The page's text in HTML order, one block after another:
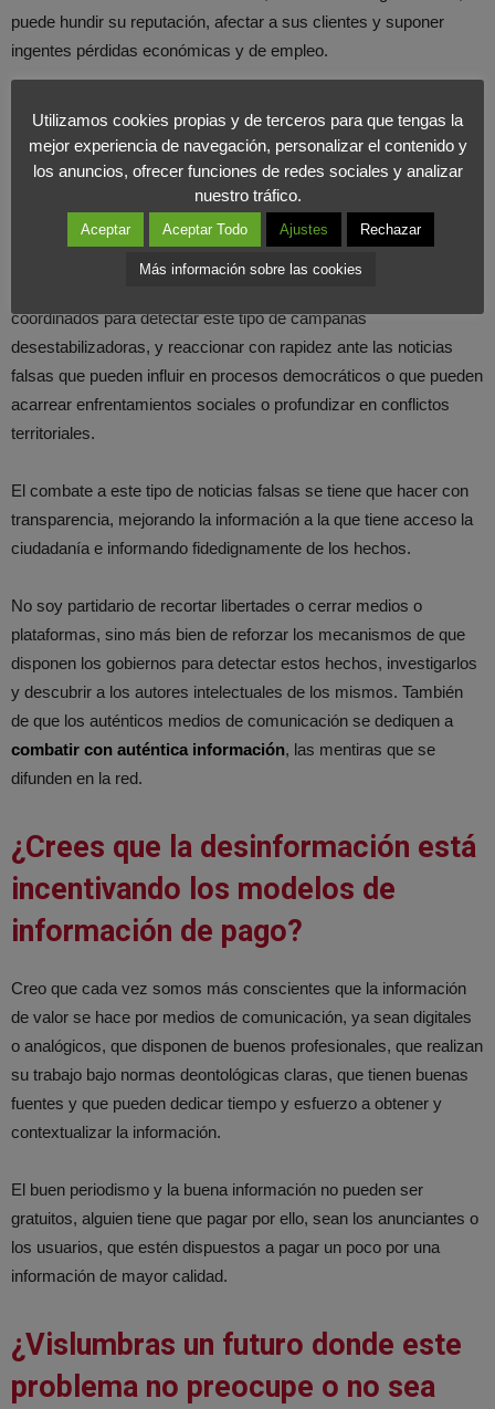
puede hundir su reputación, afectar a sus clientes y suponer
ingentes pérdidas económicas y de empleo.
¿Pueden hacer frente los políticos
a esta nueva herramienta de
desinformación?
Los países y, sobre todo, las instituciones internacionales o
coordinados para detectar este tipo de campañas
desestabilizadoras, y reaccionar con rapidez ante las noticias
falsas que pueden influir en procesos democráticos o que pueden
acarrear enfrentamientos sociales o profundizar en conflictos
territoriales.
El combate a este tipo de noticias falsas se tiene que hacer con
transparencia, mejorando la información a la que tiene acceso la
ciudadanía e informando fidedignamente de los hechos.
No soy partidario de recortar libertades o cerrar medios o
plataformas, sino más bien de reforzar los mecanismos de que
disponen los gobiernos para detectar estos hechos, investigarlos
y descubrir a los autores intelectuales de los mismos. También
de que los auténticos medios de comunicación se dediquen a
combatir con auténtica información, las mentiras que se
difunden en la red.
¿Crees que la desinformación está
incentivando los modelos de
información de pago?
Creo que cada vez somos más conscientes que la información
de valor se hace por medios de comunicación, ya sean digitales
o analógicos, que disponen de buenos profesionales, que realizan
su trabajo bajo normas deontológicas claras, que tienen buenas
fuentes y que pueden dedicar tiempo y esfuerzo a obtener y
contextualizar la información.
El buen periodismo y la buena información no pueden ser
gratuitos, alguien tiene que pagar por ello, sean los anunciantes o
los usuarios, que estén dispuestos a pagar un poco por una
información de mayor calidad.
¿Vislumbras un futuro donde este
problema no preocupe o no sea
Utilizamos cookies propias y de terceros para que tengas la
mejor experiencia de navegación, personalizar el contenido y
los anuncios, ofrecer funciones de redes sociales y analizar
nuestro tráfico.
Aceptar Aceptar Todo Ajustes Rechazar
Más información sobre las cookies